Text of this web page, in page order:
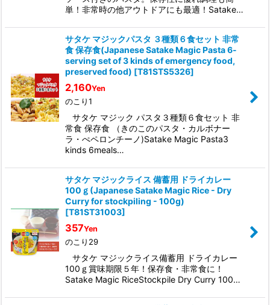
単！非常時の他アウトドアにも最適！Satake…
サタケ マジックパスタ ３種類６食セット 非常
食 保存食(Japanese Satake Magic Pasta 6-
serving set of 3 kinds of emergency food,
preserved food) [T81STS5326]
2,160Yen
のこり1
サタケ マジック パスタ３種類６食セット 非
常食 保存食 （きのこのパスタ・カルボナー
ラ・ぺペロンチーノ)Satake Magic Pasta3
kinds 6meals…
サタケ マジックライス 備蓄用 ドライカレー
100ｇ(Japanese Satake Magic Rice - Dry
Curry for stockpiling - 100g)
[T81ST31003]
357Yen
のこり29
サタケ マジックライス備蓄用 ドライカレー
100ｇ賞味期限５年！保存食・非常食に！
Satake Magic RiceStockpile Dry Curry 100…